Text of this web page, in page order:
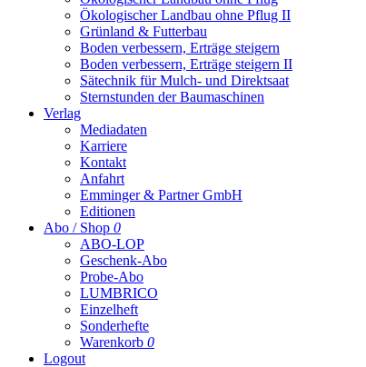
Ökologischer Landbau ohne Pflug II
Grünland & Futterbau
Boden verbessern, Erträge steigern
Boden verbessern, Erträge steigern II
Sätechnik für Mulch- und Direktsaat
Sternstunden der Baumaschinen
Verlag
Mediadaten
Karriere
Kontakt
Anfahrt
Emminger & Partner GmbH
Editionen
Abo / Shop 0
ABO-LOP
Geschenk-Abo
Probe-Abo
LUMBRICO
Einzelheft
Sonderhefte
Warenkorb 0
Logout